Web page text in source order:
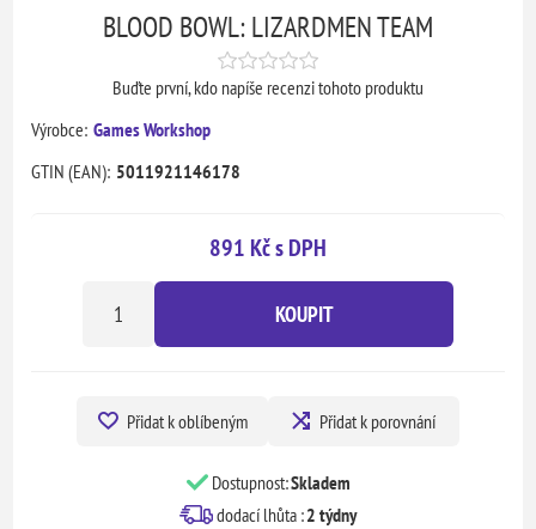
BLOOD BOWL: LIZARDMEN TEAM
Buďte první, kdo napíše recenzi tohoto produktu
Výrobce: Games Workshop
GTIN (EAN): 5011921146178
891 Kč s DPH
KOUPIT
Přidat k oblíbeným Přidat k porovnání
Dostupnost:Skladem
dodací lhůta :2 týdny